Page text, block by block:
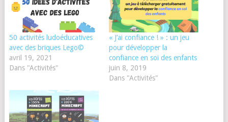
50 activités ludoéducatives
avec des briques Lego©
avril 19, 2021
Dans "Activités"
« J’ai confiance ! » : un jeu
pour développer la
confiance en soi des enfants
juin 8, 2019
Dans "Activités"